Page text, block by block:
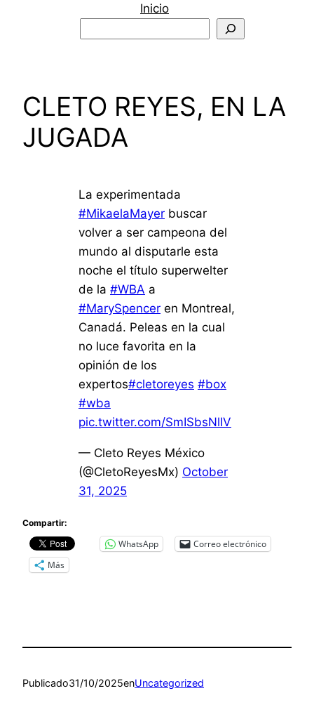
Inicio
CLETO REYES, EN LA
JUGADA
La experimentada
#MikaelaMayer buscar
volver a ser campeona del
mundo al disputarle esta
noche el título superwelter
de la #WBA a
#MarySpencer en Montreal,
Canadá. Peleas en la cual
no luce favorita en la
opinión de los
expertos#cletoreyes #box
#wba
pic.twitter.com/SmISbsNlIV
— Cleto Reyes México
(@CletoReyesMx) October
31, 2025
Compartir:
WhatsApp
Correo electrónico
Más
Publicado31/10/2025enUncategorized